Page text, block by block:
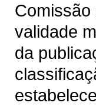
validade
da